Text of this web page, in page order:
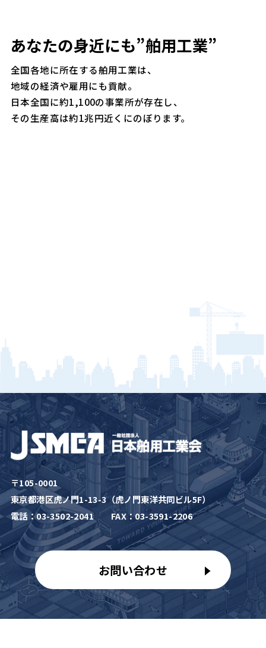
あなたの身近にも”舶用工業”
全国各地に所在する舶用工業は、
地域の経済や雇用にも貢献。
日本全国に約1,100の事業所が存在し、
その生産高は約1兆円近くにのぼります。
〒105-0001
東京都港区虎ノ門1-13-3（虎ノ門東洋共同ビル5F）
電話：03-3502-2041FAX：03-3591-2206
お問い合わせ